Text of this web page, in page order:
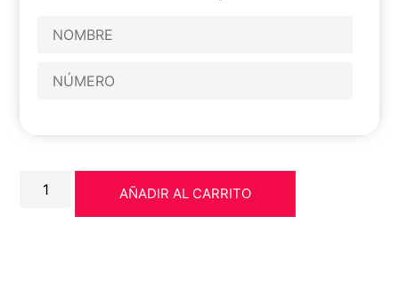
AÑADIR AL CARRITO